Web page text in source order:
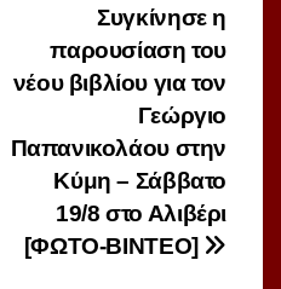
Συγκίνησε η
παρουσίαση του
νέου βιβλίου για τον
Γεώργιο
Παπανικολάου στην
Κύμη – Σάββατο
19/8 στο Αλιβέρι
[ΦΩΤΟ-ΒΙΝΤΕΟ]